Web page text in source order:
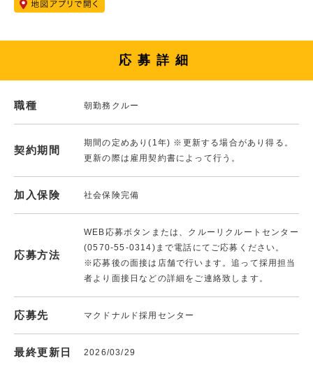
応募詳細
職種 朝勤務クルー
契約期間
期間の定めあり(1年) ※更新する場合があり得る。
更新の際は雇用契約書によって行う。
加入保険 社会保険完備
応募方法
WEB応募ボタンまたは、クルーリクルートセンター
(0570-55-0314)まで電話にてご応募ください。
※応募後の面接は店舗で行います。追って採用担当
者より面接日などの詳細をご連絡致します。
応募先 マクドナルド採用センター
最終更新日 2026/03/29